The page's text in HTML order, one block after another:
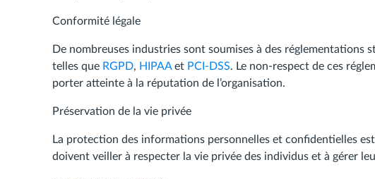
Conformité légale
De nombreuses industries sont soumises à des réglementations
telles que RGPD, HIPAAet PCI-DSS. Le non-respect de ces
porter atteinte à la réputation de l’organisation.
Préservation de la vie privée
La protection des informations personnelles et confidentielles
doivent veiller à respecter la vie privée des individus et à gérer